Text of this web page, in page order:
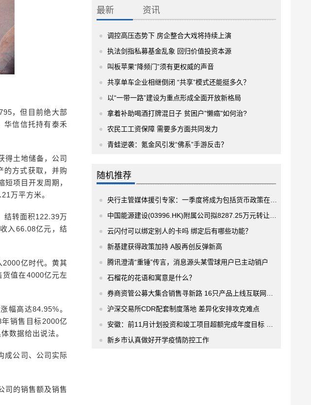
，但目前绝大部
华信信托持有泰禾
得土地储备，公司
的方式获取，并购
项目开发周期，
万平方米。
结转面积122.39万
入66.08亿元，结
2000亿时代。黄其
值在4000亿元左
幅高达84.95%。
销售目标2000亿
数据给出说法。
成公司、公司实际
司的销售额及销售
最新 资讯
调控高压态势下 房企整合大戏将持续上演
执法剑指私募基金乱象 回归价值投资本源
叫板苹果“降频门”须有更权威的声音
共享单车企业相继倒闭 “共享”模式还能挺多久？
以“一带一路”建设为重点形成全面开放新格局
拿着补助喝酒打牌混日子 贫困户"懒癌"如何治?
农民工工资保障 需要多方面共同发力
青蛙逆袭：氪金风引发“佛系”手游反击？
随机推荐
央行主管媒体援引专家：一季度将成为包括货币政策在内不少宏观政策的操作窗口
中国能源建设(03996.HK)附属公司拟8287.25万元转让标的股权
云闪付可以绑定别人的卡吗 绑定后有哪些功能？
新基建获得政策加持 A股再创反弹新高
腾讯澄清“重锤”传言，消息源头某雪球用户已主动销户
石榴花的花语和寓意是什么？
券商资管公募大集合销售寻新路 16只产品上线互联网平台
沪深交易所CDR配套制度落地 差异化安排攻克难点
安徽：前11月计划投资和竣工项目超额完成年度目标 完成投资16325.3亿元
新乡市认真做好开学疫情防控工作